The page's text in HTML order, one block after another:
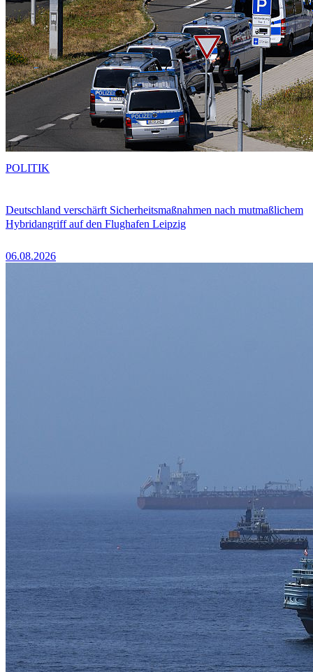
Deutschland verschärft Sicherheitsmaßnahmen nach mutmaßlichem
Hybridangriff auf den Flughafen Leipzig
06.08.2026
POLITIK